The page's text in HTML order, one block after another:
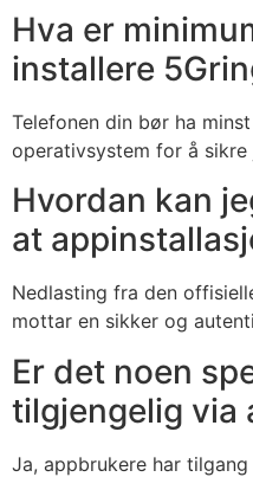
Hva er
installere
Telefonen din bør ha
operativsystem for å sikre
Hvordan kan
at
Nedlasting fra den
mottar en sikker og
Er det noen
tilgjengelig via
Ja, appbrukere har